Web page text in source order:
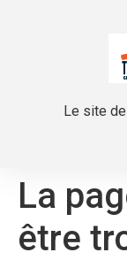
Le site
La
être